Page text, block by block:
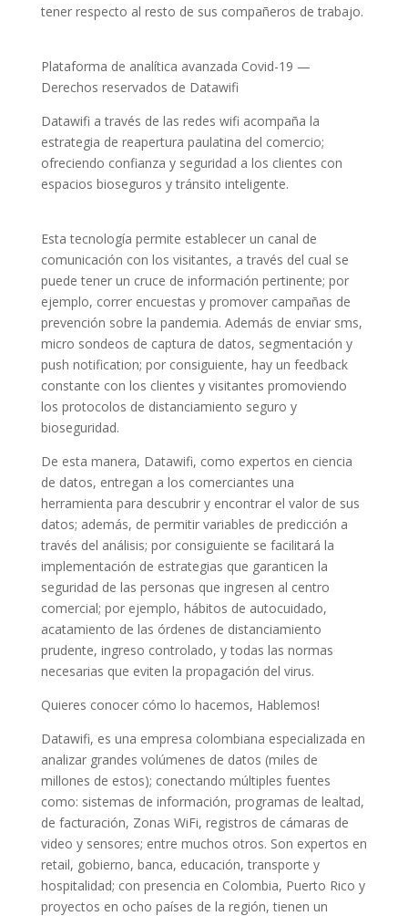
tener respecto al resto de sus compañeros de trabajo.
Plataforma de analítica avanzada Covid-19 —
Derechos reservados de Datawifi
Datawifi a través de las redes wifi acompaña la
estrategia de reapertura paulatina del comercio;
ofreciendo confianza y seguridad a los clientes con
espacios bioseguros y tránsito inteligente.
Esta tecnología permite establecer un canal de
comunicación con los visitantes, a través del cual se
puede tener un cruce de información pertinente; por
ejemplo, correr encuestas y promover campañas de
prevención sobre la pandemia. Además de enviar sms,
micro sondeos de captura de datos, segmentación y
push notification; por consiguiente, hay un feedback
constante con los clientes y visitantes promoviendo
los protocolos de distanciamiento seguro y
bioseguridad.
De esta manera, Datawifi, como expertos en ciencia
de datos, entregan a los comerciantes una
herramienta para descubrir y encontrar el valor de sus
datos; además, de permitir variables de predicción a
través del análisis; por consiguiente se facilitará la
implementación de estrategias que garanticen la
seguridad de las personas que ingresen al centro
comercial; por ejemplo, hábitos de autocuidado,
acatamiento de las órdenes de distanciamiento
prudente, ingreso controlado, y todas las normas
necesarias que eviten la propagación del virus.
Quieres conocer cómo lo hacemos, Hablemos!
Datawifi, es una empresa colombiana especializada en
analizar grandes volúmenes de datos (miles de
millones de estos); conectando múltiples fuentes
como: sistemas de información, programas de lealtad,
de facturación, Zonas WiFi, registros de cámaras de
video y sensores; entre muchos otros. Son expertos en
retail, gobierno, banca, educación, transporte y
hospitalidad; con presencia en Colombia, Puerto Rico y
proyectos en ocho países de la región, tienen un